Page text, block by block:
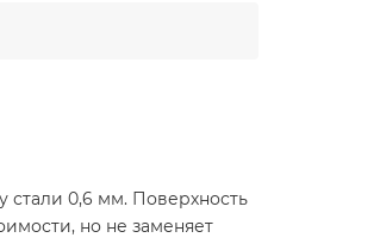
стали 0,6 мм. Поверхность
но не заменяет